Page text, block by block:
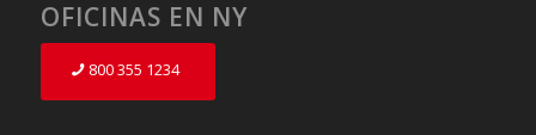
OFICINAS EN NY
800 355 1234